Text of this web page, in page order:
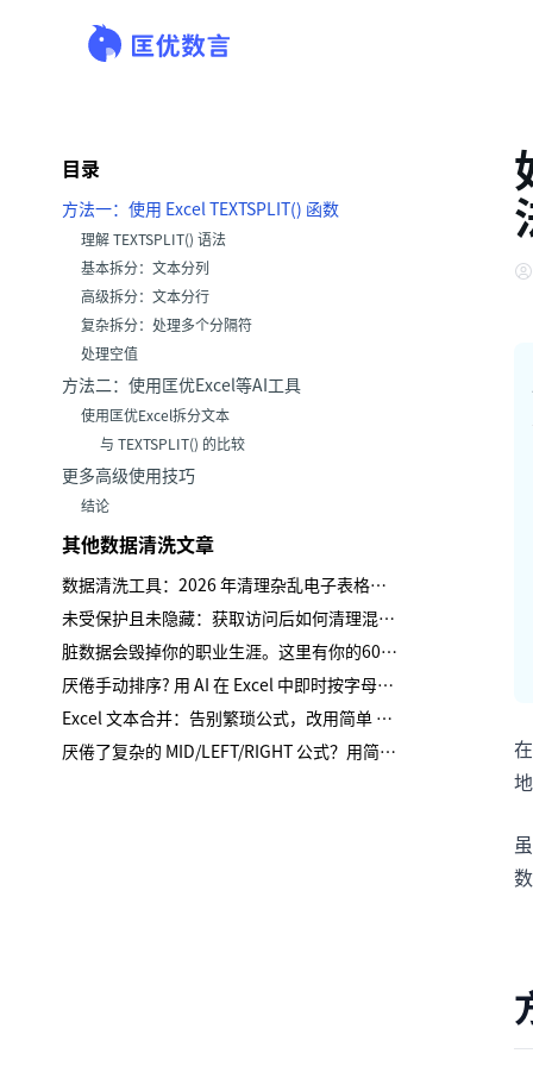
目录
方法一：使用 Excel TEXTSPLIT() 函数
理解 TEXTSPLIT() 语法
基本拆分：文本分列
高级拆分：文本分行
复杂拆分：处理多个分隔符
处理空值
方法二：使用匡优Excel等AI工具
使用匡优Excel拆分文本
与 TEXTSPLIT() 的比较
更多高级使用技巧
结论
其他数据清洗文章
数据清洗工具：2026 年清理杂乱电子表格的 12 款最佳选择
未受保护且未隐藏：获取访问后如何清理混乱数据
脏数据会毁掉你的职业生涯。这里有你的60秒恢复计划。
厌倦手动排序? 用 AI 在 Excel 中即时按字母排序
Excel 文本合并：告别繁琐公式，改用简单 AI 提示词
厌倦了复杂的 MID/LEFT/RIGHT 公式？用简单的语言拆分 Excel 文本